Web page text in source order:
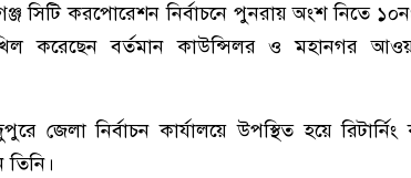
সিটি করপোরেশন নির্বাচনে পুনরায় অংশ নিতে ১০নং
করেছেন বর্তমান কাউন্সিলর ও মহানগর
জেলা নির্বাচন কার্যালয়ে উপস্থিত হয়ে